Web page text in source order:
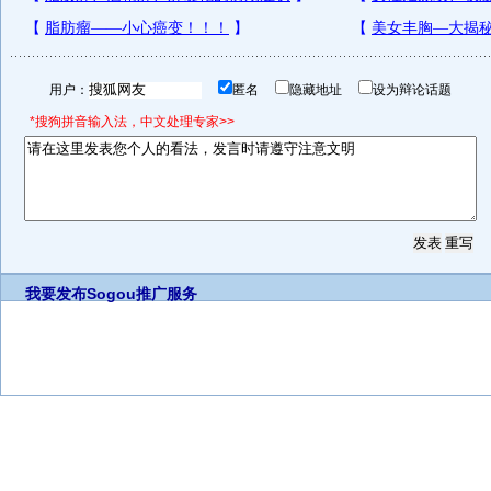
用户： 匿名 隐藏地址 设为辩论话题
*搜狗拼音输入法，中文处理专家>>
我要发布Sogou推广服务